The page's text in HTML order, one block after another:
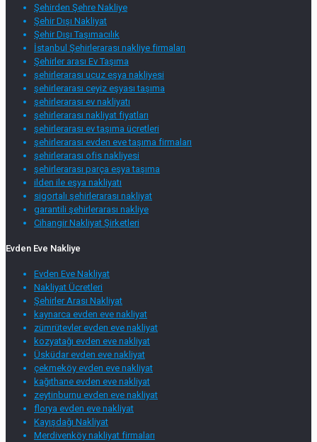
Şehirden Şehre Nakliye
Şehir Dışı Nakliyat
Şehir Dışı Taşımacılık
İstanbul Şehirlerarası nakliye firmaları
Şehirler arası Ev Taşıma
şehirlerarası ucuz eşya nakliyesi
şehirlerarası ceyiz eşyası taşıma
şehirlerarası ev nakliyatı
şehirlerarası nakliyat fiyatları
şehirlerarası ev taşıma ücretleri
şehirlerarası evden eve taşıma firmaları
şehirlerarası ofis nakliyesi
şehirlerarası parça eşya taşıma
ilden ile eşya nakliyatı
sigortalı şehirlerarası nakliyat
garantili şehirlerarası nakliye
Cihangir Nakliyat Şirketleri
Evden Eve Nakliye
Evden Eve Nakliyat
Nakliyat Ücretleri
Şehirler Arası Nakliyat
kaynarca evden eve nakliyat
zümrütevler evden eve nakliyat
kozyatağı evden eve nakliyat
Üsküdar evden eve nakliyat
çekmeköy evden eve nakliyat
kağıthane evden eve nakliyat
zeytinburnu evden eve nakliyat
florya evden eve nakliyat
Kayışdağı Nakliyat
Merdivenköy nakliyat firmaları